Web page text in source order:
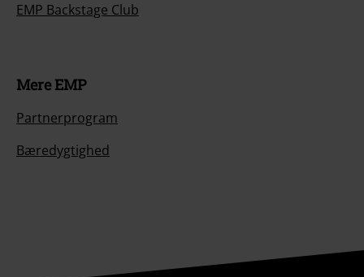
EMP Backstage Club
Mere EMP
Partnerprogram
Bæredygtighed